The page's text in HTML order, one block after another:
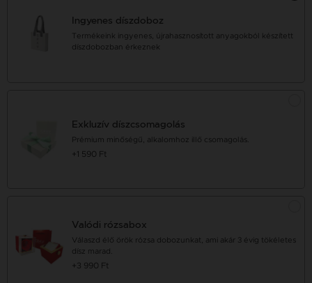
Ingyenes díszdoboz
Termékeink ingyenes, újrahasznosított anyagokból készített
díszdobozban érkeznek
Exkluzív díszcsomagolás
Prémium minőségű, alkalomhoz illő csomagolás.
+1 590 Ft
Valódi rózsabox
Válaszd élő örök rózsa dobozunkat, ami akár 3 évig tökéletes
dísz marad.
+3 990 Ft